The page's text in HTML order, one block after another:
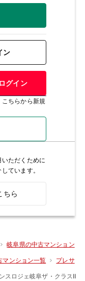
ン
グイン
ちらから新規
ただくために
ています。
ちら
岐阜県の中古マンション
マンション一覧 プレサ
スロジェ岐阜ザ・クラスⅡ